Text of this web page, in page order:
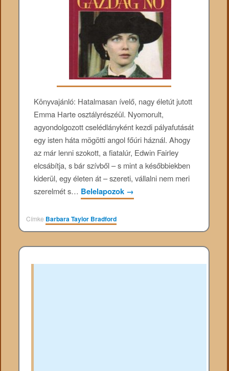
Könyvajánló: Hatalmasan ​ívelő, nagy életút jutott
Emma Harte osztályrészéül. Nyomorult,
agyondolgozott cselédlányként kezdi pályafutását
egy isten háta mögötti angol főúri háznál. Ahogy
az már lenni szokott, a fiatalúr, Edwin Fairley
elcsábítja, s bár szívből – s mint a későbbiekben
kiderül, egy életen át – szereti, vállalni nem meri
szerelmét s… Belelapozok →
Címke Barbara Taylor Bradford